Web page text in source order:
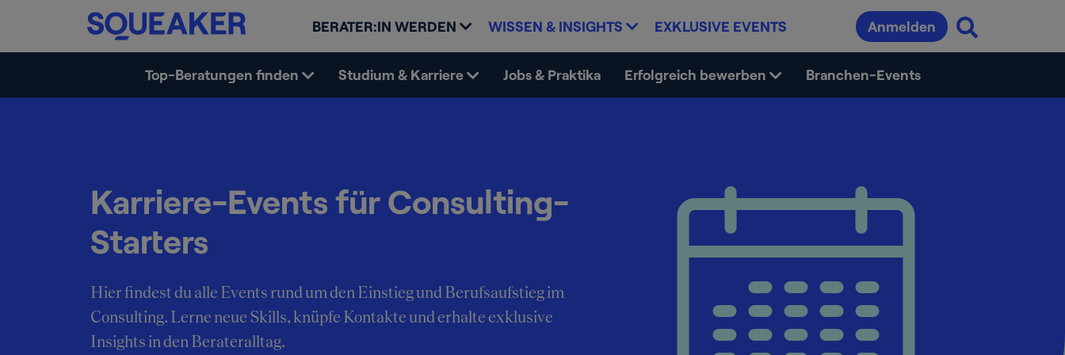
BERATER:IN WERDEN WISSEN & INSIGHTS EXKLUSIVE EVENTS Anmelden
Top-Beratungen finden Studium & Karriere Jobs & Praktika Erfolgreich bewerben Branchen-Events
Karriere-Events für Consulting-
Starters
Hier findest du alle Events rund um den Einstieg und Berufsaufstieg im
Consulting. Lerne neue Skills, knüpfe Kontakte und erhalte exklusive
Insights in den Berateralltag.